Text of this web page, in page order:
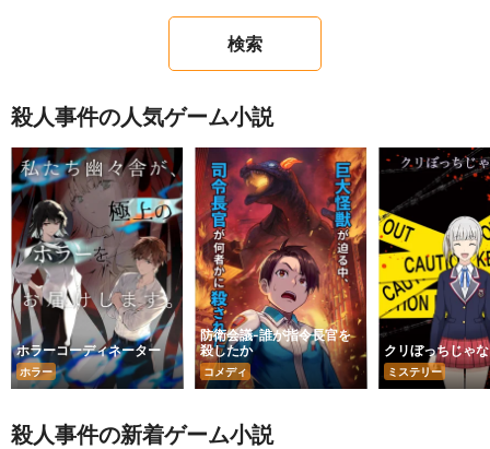
殺人事件の人気ゲーム小説
ホラーコーディネーター
ホラー
防衛会議-誰が指令長官を
殺したか
コメディ
クリぼっちじゃ
ミステリー
殺人事件の新着ゲーム小説